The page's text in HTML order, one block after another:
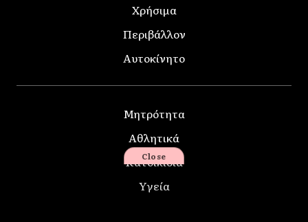
Χρήσιμα
Περιβάλλον
Αυτοκίνητο
Μητρότητα
Αθλητικά
Κατοικίδια
Υγεία
Close